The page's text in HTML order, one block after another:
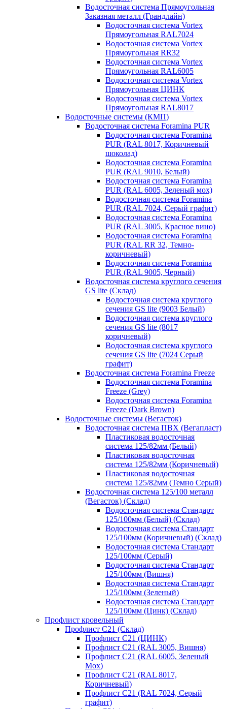
Водосточная система Прямоугольная
Заказная металл (Грандлайн)
Водосточная система Vortex
Прямоугольная RAL7024
Водосточная система Vortex
Прямоугольная RR32
Водосточная система Vortex
Прямоугольная RAL6005
Водосточная система Vortex
Прямоугольная ЦИНК
Водосточная система Vortex
Прямоугольная RAL8017
Водосточные системы (КМП)
Водосточная система Foramina PUR
Водосточная система Foramina
PUR (RAL 8017, Коричневый
шоколад)
Водосточная система Foramina
PUR (RAL 9010, Белый)
Водосточная система Foramina
PUR (RAL 6005, Зеленый мох)
Водосточная система Foramina
PUR (RAL 7024, Серый графит)
Водосточная система Foramina
PUR (RAL 3005, Красное вино)
Водосточная система Foramina
PUR (RAL RR 32, Темно-
коричневый)
Водосточная система Foramina
PUR (RAL 9005, Черный)
Водосточная система круглого сечения
GS lite (Склад)
Водосточная система круглого
сечения GS lite (9003 Белый)
Водосточная система круглого
сечения GS lite (8017
коричневый)
Водосточная система круглого
сечения GS lite (7024 Серый
графит)
Водосточная система Foramina Freeze
Водосточная система Foramina
Freeze (Grey)
Водосточная система Foramina
Freeze (Dark Brown)
Водосточные системы (Вегасток)
Водосточная система ПВХ (Вегапласт)
Пластиковая водосточная
система 125/82мм (Белый)
Пластиковая водосточная
система 125/82мм (Коричневый)
Пластиковая водосточная
система 125/82мм (Темно Серый)
Водосточная система 125/100 металл
(Вегасток) (Склад)
Водосточная система Стандарт
125/100мм (Белый) (Склад)
Водосточная система Стандарт
125/100мм (Коричневый) (Склад)
Водосточная система Стандарт
125/100мм (Серый)
Водосточная система Стандарт
125/100мм (Вишня)
Водосточная система Стандарт
125/100мм (Зеленый)
Водосточная система Стандарт
125/100мм (Цинк) (Склад)
Профлист кровельный
Профлист С21 (Склад)
Профлист С21 (ЦИНК)
Профлист С21 (RAL 3005, Вишня)
Профлист С21 (RAL 6005, Зеленый
Мох)
Профлист С21 (RAL 8017,
Коричневый)
Профлист С21 (RAL 7024, Серый
графит)